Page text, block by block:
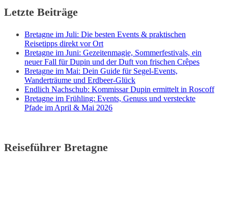
Letzte Beiträge
Bretagne im Juli: Die besten Events & praktischen
Reisetipps direkt vor Ort
Bretagne im Juni: Gezeitenmagie, Sommerfestivals, ein
neuer Fall für Dupin und der Duft von frischen Crêpes
Bretagne im Mai: Dein Guide für Segel-Events,
Wanderträume und Erdbeer-Glück
Endlich Nachschub: Kommissar Dupin ermittelt in Roscoff
Bretagne im Frühling: Events, Genuss und versteckte
Pfade im April & Mai 2026
Reiseführer Bretagne